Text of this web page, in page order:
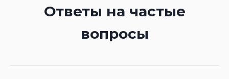
Ответы на частые
вопросы